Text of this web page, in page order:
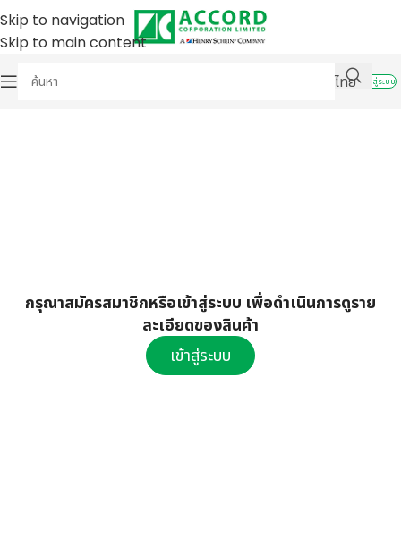
Skip to navigation
Skip to main content
ไทย
เข้าสู่ระบบ
กรุณาสมัครสมาชิกหรือเข้าสู่ระบบ เพื่อดำเนินการดูราย
ละเอียดของสินค้า
เข้าสู่ระบบ